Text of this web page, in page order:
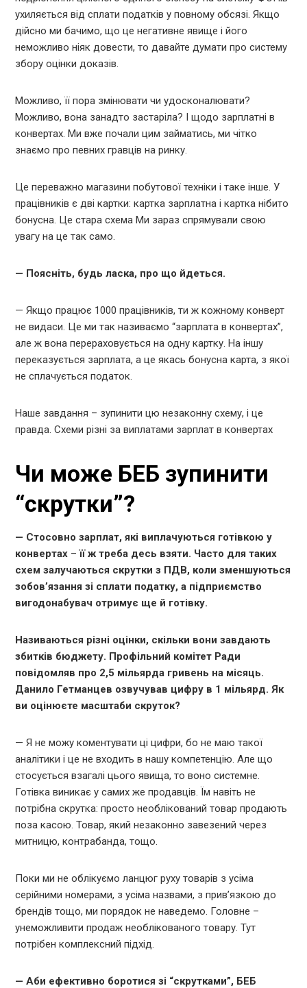
ухиляється від сплати податків у повному обсязі. Якщо
дійсно ми бачимо, що це негативне явище і його
неможливо ніяк довести, то давайте думати про систему
збору оцінки доказів.
Можливо, її пора змінювати чи удосконалювати?
Можливо, вона занадто застаріла? І щодо зарплатні в
конвертах. Ми вже почали цим займатись, ми чітко
знаємо про певних гравців на ринку.
Це переважно магазини побутової техніки і таке інше. У
працівників є дві картки: картка зарплатна і картка нібито
бонусна. Це стара схема Ми зараз спрямували свою
увагу на це так само.
— Поясніть, будь ласка, про що йдеться.
— Якщо працює 1000 працівників, ти ж кожному конверт
не видаси. Це ми так називаємо “зарплата в конвертах”,
але ж вона перераховується на одну картку. На іншу
переказується зарплата, а це якась бонусна карта, з якої
не сплачується податок.
Наше завдання – зупинити цю незаконну схему, і це
правда. Схеми різні за виплатами зарплат в конвертах
Чи може БЕБ зупинити
“скрутки”?
— Стосовно зарплат, які виплачуються готівкою у
конвертах –її ж треба десь взяти. Часто для таких
схем залучаються скрутки з ПДВ, коли зменшуються
зобов’язання зі сплати податку, а підприємство
вигодонабувач отримує ще й готівку.
Називаються різні оцінки, скільки вони завдають
збитків бюджету. Профільний комітет Ради
повідомляв про 2,5 мільярда гривень на місяць.
Данило Гетманцев озвучував цифру в 1 мільярд. Як
ви оцінюєте масштаби скруток?
— Я не можу коментувати ці цифри, бо не маю такої
аналітики і це не входить в нашу компетенцію. Але що
стосується взагалі цього явища, то воно системне.
Готівка виникає у самих же продавців. Їм навіть не
потрібна скрутка: просто необлікований товар продають
поза касою. Товар, який незаконно завезений через
митницю, контрабанда, тощо.
Поки ми не облікуємо ланцюг руху товарів з усіма
серійними номерами, з усіма назвами, з прив’язкою до
брендів тощо, ми порядок не наведемо. Головне –
унеможливити продаж необлікованого товару. Тут
потрібен комплексний підхід.
— Аби ефективно боротися зі “скрутками”, БЕБ